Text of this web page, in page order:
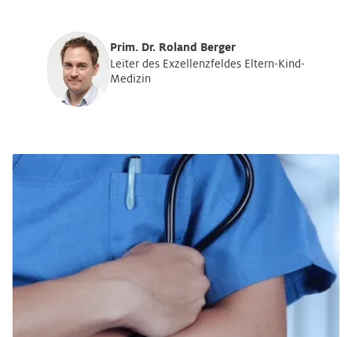
Prim. Dr. Roland Berger
Leiter des Exzellenzfeldes Eltern-Kind-
Medizin